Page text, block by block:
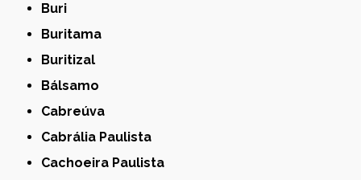
Buri
Buritama
Buritizal
Bálsamo
Cabreúva
Cabrália Paulista
Cachoeira Paulista